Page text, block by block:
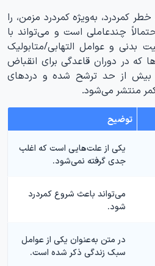
کمردرد، به‌ویژه کمردرد مزمن، را
چندعاملی است و می‌تواند با
بدنی و عوامل التهابی/متابولیک
که در دوران قاعدگی برای انقباض
بیش از حد ترشح شده و دردهای
منتشر می‌شود.
توضیح
یکی از علت‌هایی است که اغلب
جدی گرفته نمی‌شود.
می‌تواند باعث شروع کمردرد
شود.
در متن به‌عنوان یکی از عوامل
سبک زندگی ذکر شده است.